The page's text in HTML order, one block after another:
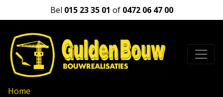
Bel 015 23 35 01 of 0472 06 47 00
Home